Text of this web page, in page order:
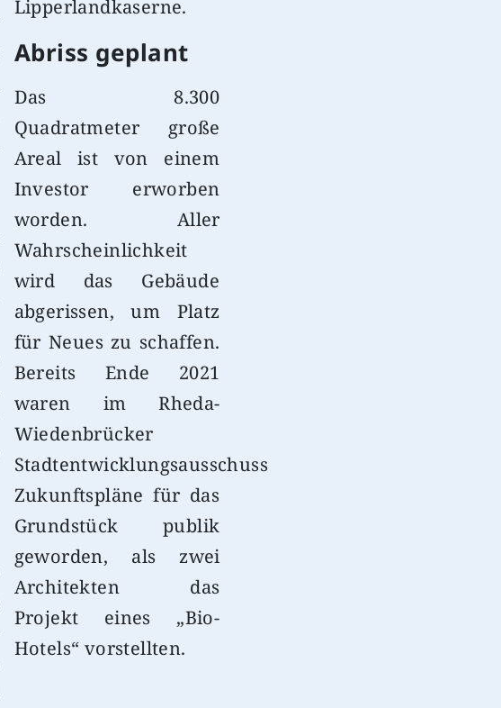
Lipperlandkaserne.
Abriss geplant
Das 8.300
Quadratmeter große
Areal ist von einem
Investor erworben
worden. Aller
Wahrscheinlichkeit
wird das Gebäude
abgerissen, um Platz
für Neues zu schaffen.
Bereits Ende 2021
waren im Rheda-
Wiedenbrücker
Stadtentwicklungsausschuss
Zukunftspläne für das
Grundstück publik
geworden, als zwei
Architekten das
Projekt eines „Bio-
Hotels“ vorstellten.